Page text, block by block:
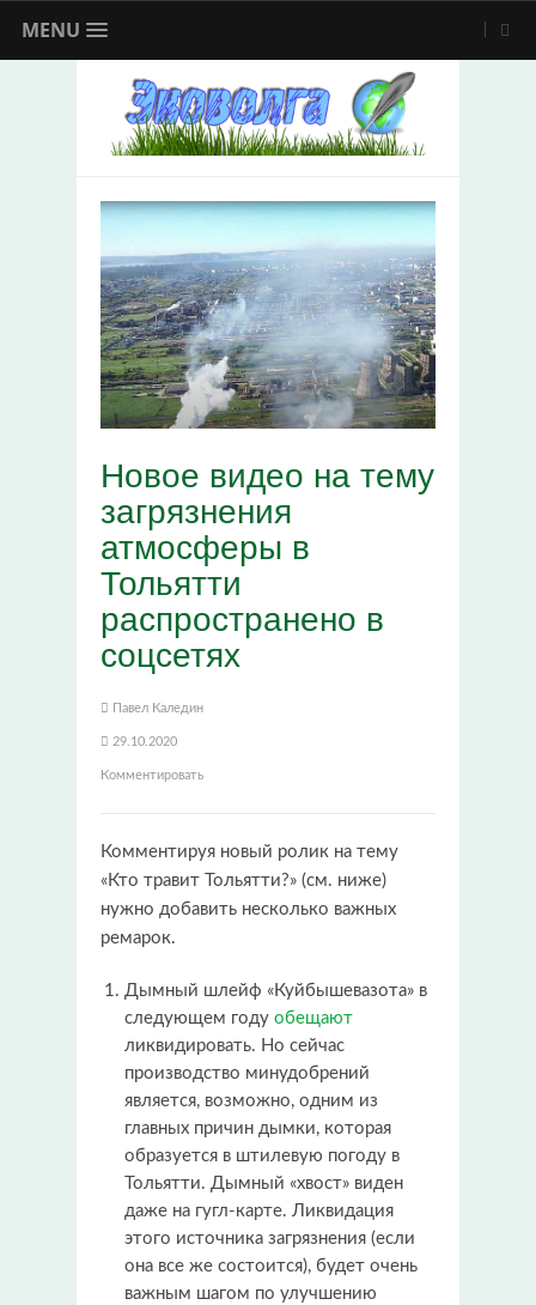
MENU
Новое видео на тему
загрязнения
атмосферы в
Тольятти
распространено в
соцсетях
Павел Каледин
29.10.2020
Комментировать
Комментируя новый ролик на тему
«Кто травит Тольятти?» (см. ниже)
нужно добавить несколько важных
ремарок.
Дымный шлейф «Куйбышевазота» в
следующем году обещают
ликвидировать. Но сейчас
производство минудобрений
является, возможно, одним из
главных причин дымки, которая
образуется в штилевую погоду в
Тольятти. Дымный «хвост» виден
даже на гугл-карте. Ликвидация
этого источника загрязнения (если
она все же состоится), будет очень
важным шагом по улучшению